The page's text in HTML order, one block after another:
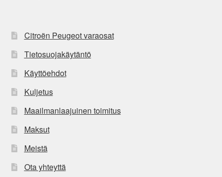
Citroën Peugeot varaosat
Tietosuojakäytäntö
Käyttöehdot
Kuljetus
Maailmanlaajuinen toimitus
Maksut
Meistä
Ota yhteyttä